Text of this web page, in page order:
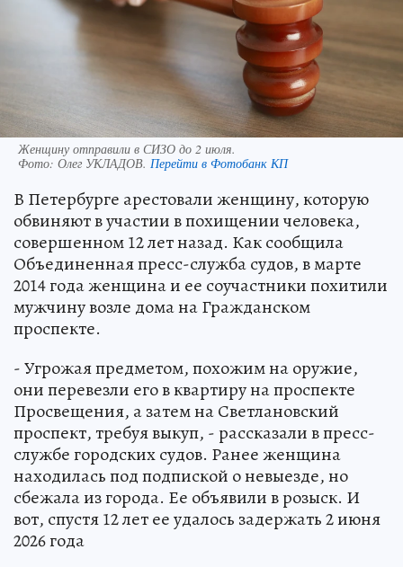
Женщину отправили в СИЗО до 2 июля.
Фото: Олег УКЛАДОВ. Перейти в Фотобанк КП
В Петербурге арестовали женщину, которую
обвиняют в участии в похищении человека,
совершенном 12 лет назад. Как сообщила
Объединенная пресс-служба судов, в марте
2014 года женщина и ее соучастники похитили
мужчину возле дома на Гражданском
проспекте.
- Угрожая предметом, похожим на оружие,
они перевезли его в квартиру на проспекте
Просвещения, а затем на Светлановский
проспект, требуя выкуп, - рассказали в пресс-
службе городских судов. Ранее женщина
находилась под подпиской о невыезде, но
сбежала из города. Ее объявили в розыск. И
вот, спустя 12 лет ее удалось задержать 2 июня
2026 года